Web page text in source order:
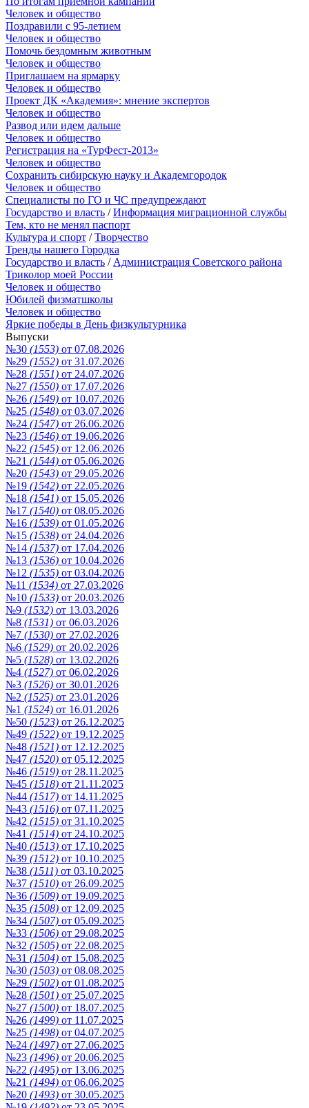
Человек и общество
Поздравили с 95-летием
Человек и общество
Помочь бездомным животным
Человек и общество
Приглашаем на ярмарку
Человек и общество
Проект ДК «Академия»: мнение экспертов
Человек и общество
Развод или идем дальше
Человек и общество
Регистрация на «ТурФест-2013»
Человек и общество
Сохранить сибирскую науку и Академгородок
Человек и общество
Специалисты по ГО и ЧС предупреждают
Государство и власть /Информация миграционной службы
Тем, кто не менял паспорт
Культура и спорт /Творчество
Тренды нашего Городка
Государство и власть / Администрация Советского района
Триколор моей России
Человек и общество
Юбилей физматшколы
Человек и общество
Яркие победы в День физкультурника
Выпуски
№30 (1553) от 07.08.2026
№29 (1552) от 31.07.2026
№28 (1551) от 24.07.2026
№27 (1550) от 17.07.2026
№26 (1549) от 10.07.2026
№25 (1548) от 03.07.2026
№24 (1547) от 26.06.2026
№23 (1546) от 19.06.2026
№22 (1545) от 12.06.2026
№21 (1544) от 05.06.2026
№20 (1543) от 29.05.2026
№19 (1542) от 22.05.2026
№18 (1541) от 15.05.2026
№17 (1540) от 08.05.2026
№16 (1539) от 01.05.2026
№15 (1538) от 24.04.2026
№14 (1537) от 17.04.2026
№13 (1536) от 10.04.2026
№12 (1535) от 03.04.2026
№11 (1534) от 27.03.2026
№10 (1533) от 20.03.2026
№9 (1532) от 13.03.2026
№8 (1531) от 06.03.2026
№7 (1530) от 27.02.2026
№6 (1529) от 20.02.2026
№5 (1528) от 13.02.2026
№4 (1527) от 06.02.2026
№3 (1526) от 30.01.2026
№2 (1525) от 23.01.2026
№1 (1524) от 16.01.2026
№50 (1523) от 26.12.2025
№49 (1522) от 19.12.2025
№48 (1521) от 12.12.2025
№47 (1520) от 05.12.2025
№46 (1519) от 28.11.2025
№45 (1518) от 21.11.2025
№44 (1517) от 14.11.2025
№43 (1516) от 07.11.2025
№42 (1515) от 31.10.2025
№41 (1514) от 24.10.2025
№40 (1513) от 17.10.2025
№39 (1512) от 10.10.2025
№38 (1511) от 03.10.2025
№37 (1510) от 26.09.2025
№36 (1509) от 19.09.2025
№35 (1508) от 12.09.2025
№34 (1507) от 05.09.2025
№33 (1506) от 29.08.2025
№32 (1505) от 22.08.2025
№31 (1504) от 15.08.2025
№30 (1503) от 08.08.2025
№29 (1502) от 01.08.2025
№28 (1501) от 25.07.2025
№27 (1500) от 18.07.2025
№26 (1499) от 11.07.2025
№25 (1498) от 04.07.2025
№24 (1497) от 27.06.2025
№23 (1496) от 20.06.2025
№22 (1495) от 13.06.2025
№21 (1494) от 06.06.2025
№20 (1493) от 30.05.2025